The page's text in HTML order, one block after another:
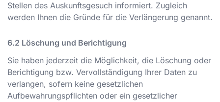
Stellen des Auskunftsgesuch informiert. Zugleich
werden Ihnen die Gründe für die Verlängerung genannt.
Löschung und Berichtigung
Sie haben jederzeit die Möglichkeit, die Löschung oder
Berichtigung bzw. Vervollständigung Ihrer Daten zu
verlangen, sofern keine gesetzlichen
Aufbewahrungspflichten oder ein gesetzlicher